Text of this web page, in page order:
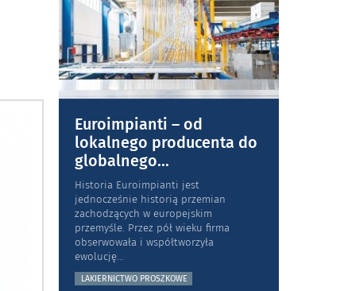
Euroimpianti – od
lokalnego producenta do
globalnego...
Historia Euroimpianti jest
jednocześnie historią przemian
zachodzących w europejskim
przemyśle. Przez pół wieku firma
obserwowała i współtworzyła
ewolucję...
LAKIERNICTWO PROSZKOWE